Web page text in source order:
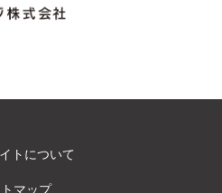
トについて
マップ